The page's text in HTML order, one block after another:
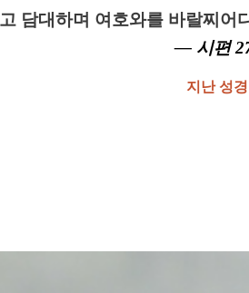
담대하며 여호와를 바랄찌어
— 시편
지난 성